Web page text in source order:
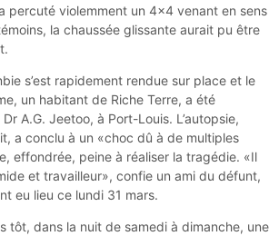
percuté violemment un 4x4 venant en sens
la chaussée glissante aurait pu être
s’est rapidement rendue sur place et le
un habitant de Riche Terre, a été
A.G. Jeetoo, à Port-Louis. L’autopsie,
a conclu à un «choc dû à de multiples
effondrée, peine à réaliser la tragédie. «Il
et travailleur», confie un ami du défunt,
eu lieu ce lundi 31 mars.
tôt, dans la nuit de samedi à dimanche, une